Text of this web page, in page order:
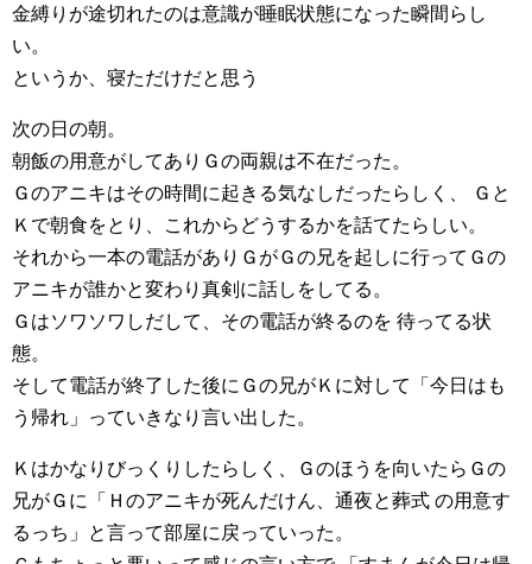
金縛りが途切れたのは意識が睡眠状態になった瞬間らし
い。
というか、寝ただけだと思う
次の日の朝。
朝飯の用意がしてありＧの両親は不在だった。
Ｇのアニキはその時間に起きる気なしだったらしく、 Ｇと
Ｋで朝食をとり、これからどうするかを話てたらしい。
それから一本の電話がありＧがＧの兄を起しに行ってＧの
アニキが誰かと変わり真剣に話しをしてる。
Ｇはソワソワしだして、その電話が終るのを 待ってる状
態。
そして電話が終了した後にＧの兄がＫに対して「今日はも
う帰れ」っていきなり言い出した。
Ｋはかなりびっくりしたらしく、Ｇのほうを向いたらＧの
兄がＧに「Ｈのアニキが死んだけん、通夜と葬式 の用意す
るっち」と言って部屋に戻っていった。